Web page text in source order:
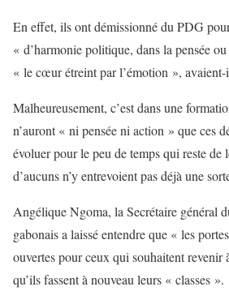
En effet, ils ont démissionné du PDG
« d’harmonie politique, dans la pensée
« le cœur étreint par l’émotion », avaient-
Malheureusement, c’est dans une
n’auront « ni pensée ni action » que ces
évoluer pour le peu de temps qui reste
d’aucuns n’y entrevoient pas déjà une
Angélique Ngoma, la Secrétaire général
gabonais a laissé entendre que « les
ouvertes pour ceux qui souhaitent
qu’ils fassent à nouveau leurs « classes ».